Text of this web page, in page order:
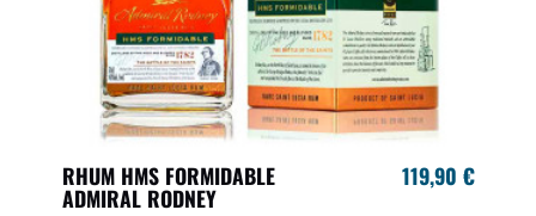
RHUM HMS FORMIDABLE
ADMIRAL RODNEY
119,90 €